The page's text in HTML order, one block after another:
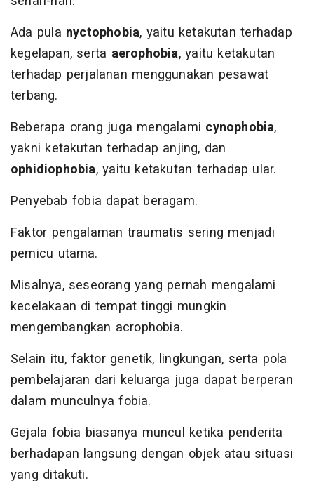
Ada pula nyctophobia, yaitu ketakutan terhadap
kegelapan, serta aerophobia, yaitu ketakutan
terhadap perjalanan menggunakan pesawat
terbang.
Beberapa orang juga mengalami cynophobia,
yakni ketakutan terhadap anjing, dan
ophidiophobia, yaitu ketakutan terhadap ular.
Penyebab fobia dapat beragam.
Faktor pengalaman traumatis sering menjadi
pemicu utama.
Misalnya, seseorang yang pernah mengalami
kecelakaan di tempat tinggi mungkin
mengembangkan acrophobia.
Selain itu, faktor genetik, lingkungan, serta pola
pembelajaran dari keluarga juga dapat berperan
dalam munculnya fobia.
Gejala fobia biasanya muncul ketika penderita
berhadapan langsung dengan objek atau situasi
yang ditakuti.